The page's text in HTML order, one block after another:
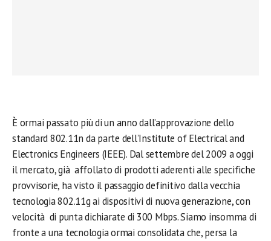
È ormai passato più di un anno dall’approvazione dello
standard 802.11n da parte dell’Institute of Electrical and
Electronics Engineers (IEEE). Dal settembre del 2009 a oggi
il mercato, già affollato di prodotti aderenti alle specifiche
provvisorie, ha visto il passaggio definitivo dalla vecchia
tecnologia 802.11g ai dispositivi di nuova generazione, con
velocità di punta dichiarate di 300 Mbps. Siamo insomma di
fronte a una tecnologia ormai consolidata che, persa la